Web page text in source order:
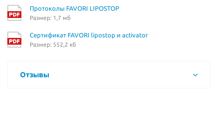
Протоколы FAVORI LIPOSTOP
Размер: 1,7 мб
Сертификат FAVORI lipostop и activator
Размер: 552,2 кб
Отзывы